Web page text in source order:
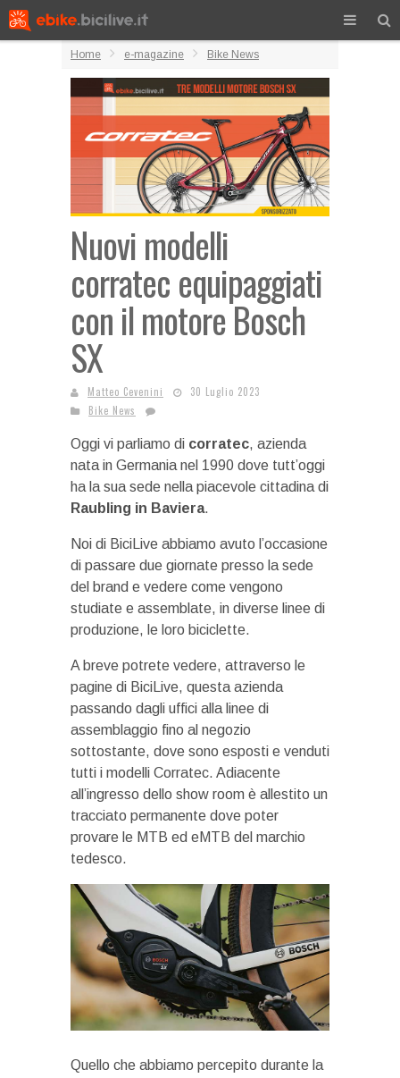
Home e-magazine Bike News
Nuovi modelli
corratec equipaggiati
con il motore Bosch
SX
Matteo Cevenini
30 Luglio 2023
Bike News
Oggi vi parliamo di corratec, azienda
nata in Germania nel 1990 dove tutt’oggi
ha la sua sede nella piacevole cittadina di
Raubling in Baviera.
Noi di BiciLive abbiamo avuto l’occasione
di passare due giornate presso la sede
del brand e vedere come vengono
studiate e assemblate, in diverse linee di
produzione, le loro biciclette.
A breve potrete vedere, attraverso le
pagine di BiciLive, questa azienda
passando dagli uffici alla linee di
assemblaggio fino al negozio
sottostante, dove sono esposti e venduti
tutti i modelli Corratec. Adiacente
all’ingresso dello show room è allestito un
tracciato permanente dove poter
provare le MTB ed eMTB del marchio
tedesco.
Quello che abbiamo percepito durante la